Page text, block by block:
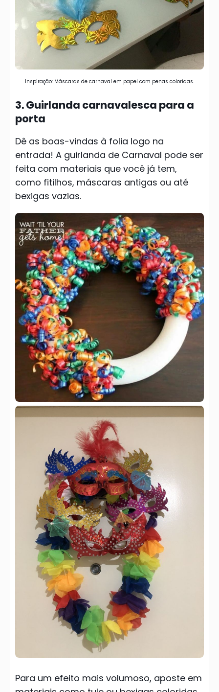
Inspiração: Máscaras de carnaval em papel com penas coloridas.
3. Guirlanda carnavalesca para a
porta
Dê as boas-vindas à folia logo na
entrada! A guirlanda de Carnaval pode ser
feita com materiais que você já tem,
como fitilhos, máscaras antigas ou até
bexigas vazias.
Para um efeito mais volumoso, aposte em